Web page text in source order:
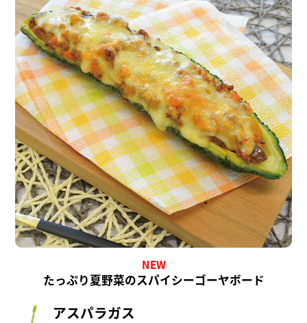
NEW
たっぷり夏野菜のスパイシーゴーヤボード
アスパラガス